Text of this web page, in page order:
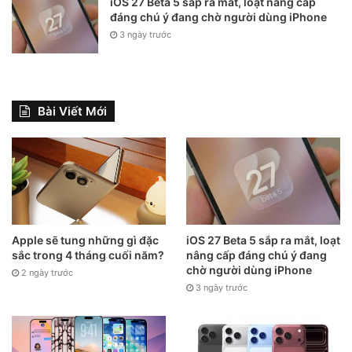
Dĩ nhiên, những thông tin hiện tại mới chỉ là tin đồn và
Apple vẫn còn thời gian để điều chỉnh thiết kế trước khi
dòng iPhone 18 Pro được công bố chính thức vào tháng 9
đáng chú ý đang chờ người dùng iPhone
3 ngày trước
Bài Viết Mới
Apple sẽ tung những gì đặc
sắc trong 4 tháng cuối năm?
2 ngày trước
iOS 27 Beta 5 sắp ra mắt, loạt
nâng cấp đáng chú ý đang
chờ người dùng iPhone
3 ngày trước